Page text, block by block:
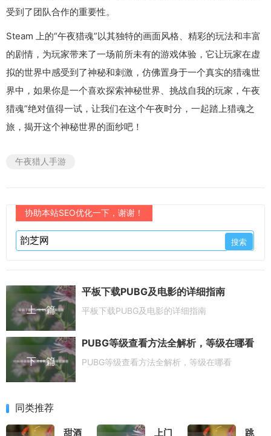
受到了团队合作的重要性。
Steam 上的“午夜猎魂”以其独特的画面风格、精彩的玩法和丰富
的剧情，为玩家带来了一场前所未有的游戏体验，它让玩家在虚
拟的世界中感受到了神秘和刺激，仿佛置身于一个真实的猎魂世
界中，如果你是一个喜欢探索神秘世界、挑战自我的玩家，午夜
猎魂”绝对值得一试，让我们在这个午夜时分，一起踏上猎魂之
旅，揭开这个神秘世界的面纱吧！
午夜猎人手游
协助本站SEO优化一下，谢谢！
上一篇
平板下载PUBG及电影的详细指南
平板下载PUBG及电影的详细指南
下一篇
PUBG等级查看方法全解析，等级在哪看
PUBG等级查看方法全解析，等级在哪看
同类推荐
甜酒 上门 跳